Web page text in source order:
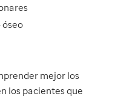
mejor los
los pacientes que